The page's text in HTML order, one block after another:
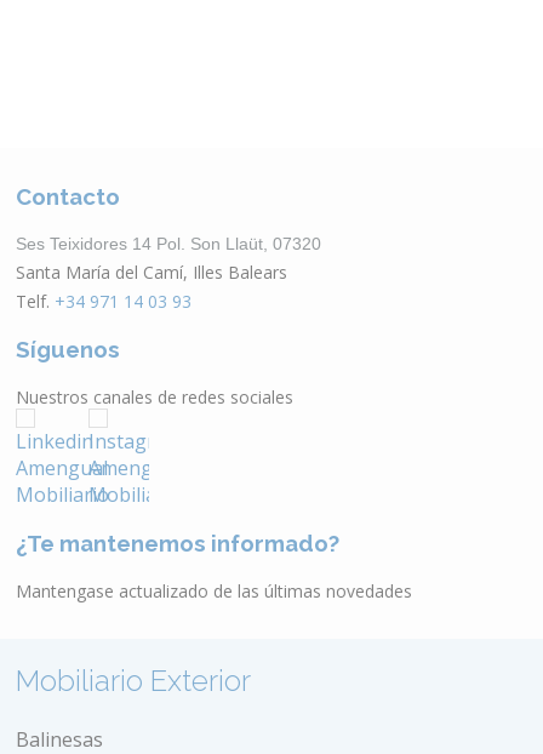
Contacto
Ses Teixidores 14 Pol. Son Llaüt, 07320
Santa María del Camí, Illes Balears
Telf. +34 971 14 03 93
Síguenos
Nuestros canales de redes sociales
¿Te mantenemos informado?
Mantengase actualizado de las últimas novedades
Mobiliario Exterior
Balinesas